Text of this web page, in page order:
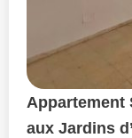
Appartement
aux Jardins